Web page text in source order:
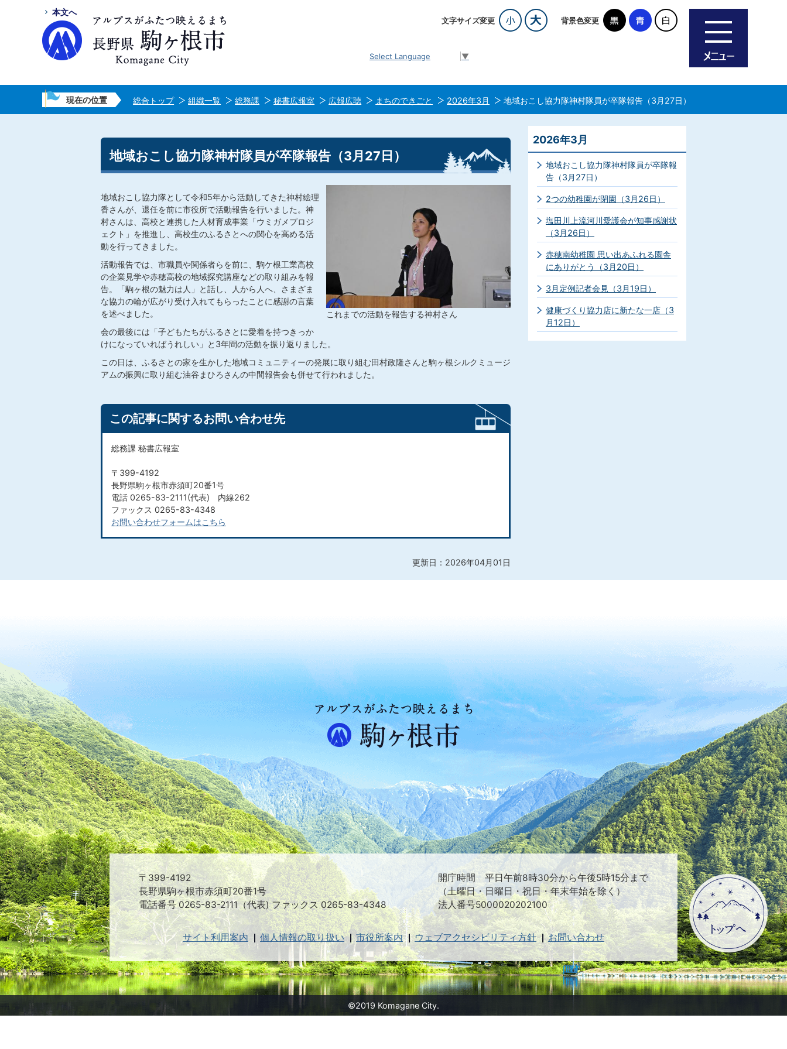
本文へ
文字サイズ変更 背景色変更
Select Language ▼
現在の位置 総合トップ 組織一覧 総務課 秘書広報室 広報広聴 まちのできごと 2026年3月 地域おこし協力隊神村隊員が卒隊報告（3月27日）
地域おこし協力隊神村隊員が卒隊報告（3月27日）
これまでの活動を報告する神村さん
地域おこし協力隊として令和5年から活動してきた神村絵理
香さんが、退任を前に市役所で活動報告を行いました。神
村さんは、高校と連携した人材育成事業「ウミガメプロジ
ェクト」を推進し、高校生のふるさとへの関心を高める活
動を行ってきました。
活動報告では、市職員や関係者らを前に、駒ケ根工業高校
の企業見学や赤穂高校の地域探究講座などの取り組みを報
告。「駒ヶ根の魅力は人」と話し、人から人へ、さまざま
な協力の輪が広がり受け入れてもらったことに感謝の言葉
を述べました。
会の最後には「子どもたちがふるさとに愛着を持つきっか
けになっていればうれしい」と3年間の活動を振り返りました。
この日は、ふるさとの家を生かした地域コミュニティーの発展に取り組む田村政隆さんと駒ヶ根シルクミュージ
アムの振興に取り組む油谷まひろさんの中間報告会も併せて行われました。
この記事に関するお問い合わせ先
総務課 秘書広報室
〒399-4192
長野県駒ヶ根市赤須町20番1号
電話 0265-83-2111(代表) 内線262
ファックス 0265-83-4348
お問い合わせフォームはこちら
更新日：2026年04月01日
2026年3月
地域おこし協力隊神村隊員が卒隊報
告（3月27日）
2つの幼稚園が閉園（3月26日）
塩田川上流河川愛護会が知事感謝状
（3月26日）
赤穂南幼稚園 思い出あふれる園舎
にありがとう（3月20日）
3月定例記者会見（3月19日）
健康づくり協力店に新たな一店（3
月12日）
ア
ル
た
つ
映
え
る
ま
ち
駒
ヶ
根
市
〒399-4192
長野県駒ヶ根市赤須町20番1号
電話番号 0265-83-2111（代表) ファックス 0265-83-4348
開庁時間 平日午前8時30分から午後5時15分まで
（土曜日・日曜日・祝日・年末年始を除く）
法人番号5000020202100
サイト利用案内 個人情報の取り扱い 市役所案内 ウェブアクセシビリティ方針 お問い合わせ
©2019 Komagane City.